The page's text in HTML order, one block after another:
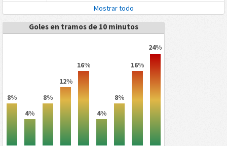
Mostrar todo
Goles en tramos de 10 minutos
8%
4%
8%
12%
16%
4%
8%
16%
24%